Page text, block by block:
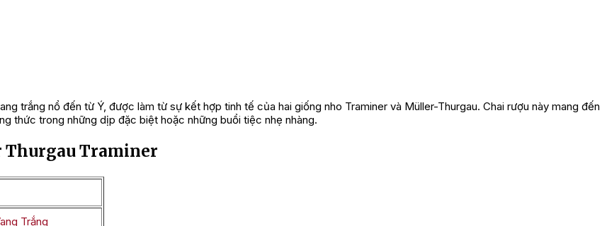
trắng nổ đến từ Ý, được làm từ sự kết hợp tinh tế của hai giống nho Traminer và Müller-Thurgau. Chai rượu này mang đến
thức trong những dịp đặc biệt hoặc những buổi tiệc nhẹ nhàng.
Thurgau Traminer
Trắng